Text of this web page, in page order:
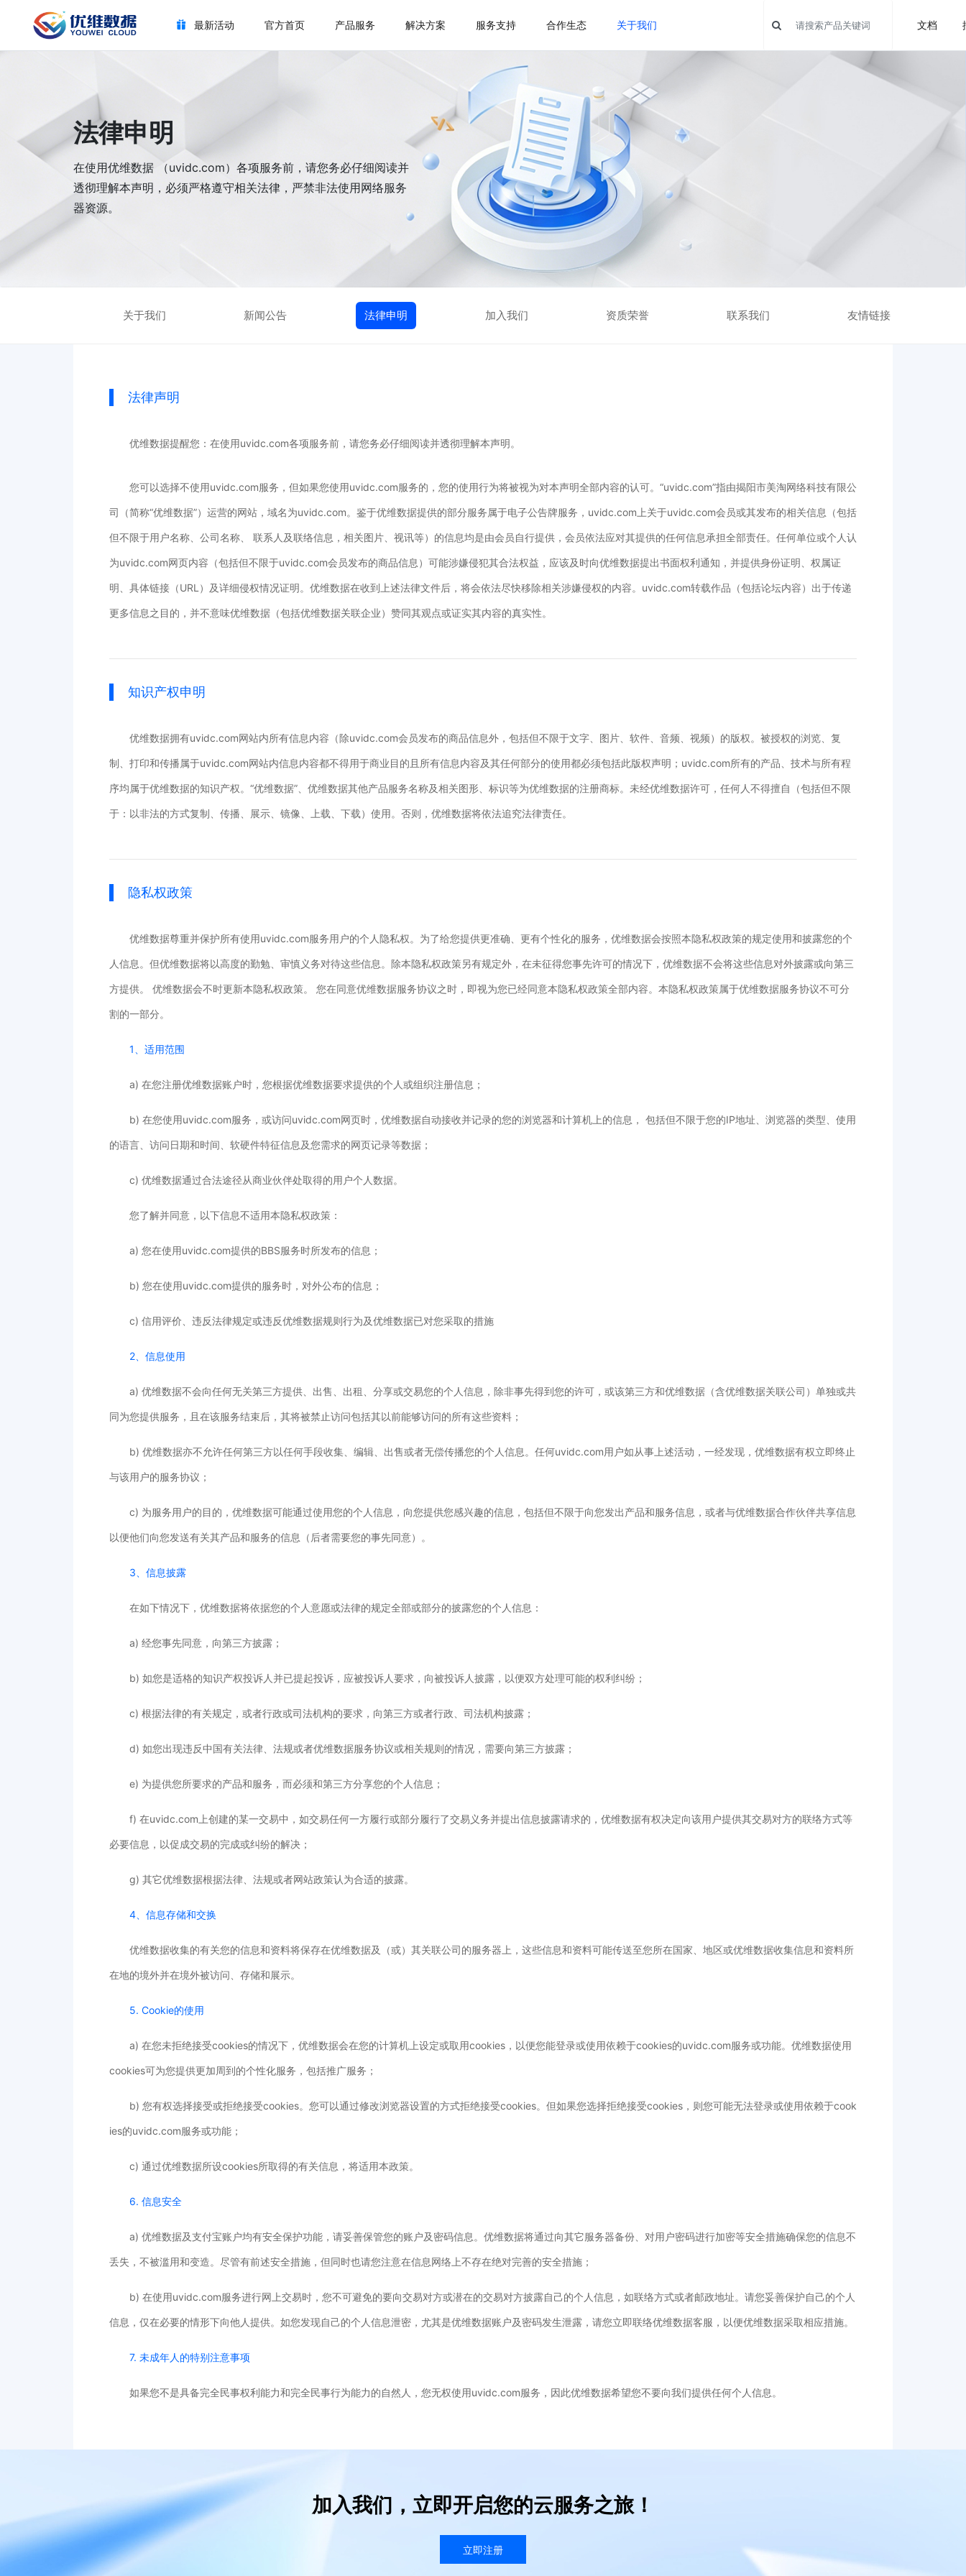
最新活动 官方首页 产品服务 解决方案 服务支持 合作生态 关于我们 文档
法律申明
在使用优维数据 （uvidc.com）各项服务前，请您务必仔细阅读并
透彻理解本声明，必须严格遵守相关法律，严禁非法使用网络服务
器资源。
关于我们 新闻公告 法律申明 加入我们 资质荣誉 联系我们 友情链接
法律声明
优维数据提醒您：在使用uvidc.com各项服务前，请您务必仔细阅读并透彻理解本声明。
您可以选择不使用uvidc.com服务，但如果您使用uvidc.com服务的，您的使用行为将被视为对本声明全部内容的认可。“uvidc.com”指由揭阳市美淘网络科技有限公
司（简称“优维数据”）运营的网站，域名为uvidc.com。鉴于优维数据提供的部分服务属于电子公告牌服务，uvidc.com上关于uvidc.com会员或其发布的相关信息（包括
但不限于用户名称、公司名称、 联系人及联络信息，相关图片、视讯等）的信息均是由会员自行提供，会员依法应对其提供的任何信息承担全部责任。任何单位或个人认
为uvidc.com网页内容（包括但不限于uvidc.com会员发布的商品信息）可能涉嫌侵犯其合法权益，应该及时向优维数据提出书面权利通知，并提供身份证明、权属证
明、具体链接（URL）及详细侵权情况证明。优维数据在收到上述法律文件后，将会依法尽快移除相关涉嫌侵权的内容。uvidc.com转载作品（包括论坛内容）出于传递
更多信息之目的，并不意味优维数据（包括优维数据关联企业）赞同其观点或证实其内容的真实性。
知识产权申明
优维数据拥有uvidc.com网站内所有信息内容（除uvidc.com会员发布的商品信息外，包括但不限于文字、图片、软件、音频、视频）的版权。被授权的浏览、复
制、打印和传播属于uvidc.com网站内信息内容都不得用于商业目的且所有信息内容及其任何部分的使用都必须包括此版权声明；uvidc.com所有的产品、技术与所有程
序均属于优维数据的知识产权。“优维数据”、优维数据其他产品服务名称及相关图形、标识等为优维数据的注册商标。未经优维数据许可，任何人不得擅自（包括但不限
于：以非法的方式复制、传播、展示、镜像、上载、下载）使用。否则，优维数据将依法追究法律责任。
隐私权政策
优维数据尊重并保护所有使用uvidc.com服务用户的个人隐私权。为了给您提供更准确、更有个性化的服务，优维数据会按照本隐私权政策的规定使用和披露您的个
人信息。但优维数据将以高度的勤勉、审慎义务对待这些信息。除本隐私权政策另有规定外，在未征得您事先许可的情况下，优维数据不会将这些信息对外披露或向第三
方提供。 优维数据会不时更新本隐私权政策。 您在同意优维数据服务协议之时，即视为您已经同意本隐私权政策全部内容。本隐私权政策属于优维数据服务协议不可分
割的一部分。
1、适用范围
a) 在您注册优维数据账户时，您根据优维数据要求提供的个人或组织注册信息；
b) 在您使用uvidc.com服务，或访问uvidc.com网页时，优维数据自动接收并记录的您的浏览器和计算机上的信息， 包括但不限于您的IP地址、浏览器的类型、使用
的语言、访问日期和时间、软硬件特征信息及您需求的网页记录等数据；
c) 优维数据通过合法途径从商业伙伴处取得的用户个人数据。
您了解并同意，以下信息不适用本隐私权政策：
a) 您在使用uvidc.com提供的BBS服务时所发布的信息；
b) 您在使用uvidc.com提供的服务时，对外公布的信息；
c) 信用评价、违反法律规定或违反优维数据规则行为及优维数据已对您采取的措施
2、信息使用
a) 优维数据不会向任何无关第三方提供、出售、出租、分享或交易您的个人信息，除非事先得到您的许可，或该第三方和优维数据（含优维数据关联公司）单独或共
同为您提供服务，且在该服务结束后，其将被禁止访问包括其以前能够访问的所有这些资料；
b) 优维数据亦不允许任何第三方以任何手段收集、编辑、出售或者无偿传播您的个人信息。任何uvidc.com用户如从事上述活动，一经发现，优维数据有权立即终止
与该用户的服务协议；
c) 为服务用户的目的，优维数据可能通过使用您的个人信息，向您提供您感兴趣的信息，包括但不限于向您发出产品和服务信息，或者与优维数据合作伙伴共享信息
以便他们向您发送有关其产品和服务的信息（后者需要您的事先同意）。
3、信息披露
在如下情况下，优维数据将依据您的个人意愿或法律的规定全部或部分的披露您的个人信息：
a) 经您事先同意，向第三方披露；
b) 如您是适格的知识产权投诉人并已提起投诉，应被投诉人要求，向被投诉人披露，以便双方处理可能的权利纠纷；
c) 根据法律的有关规定，或者行政或司法机构的要求，向第三方或者行政、司法机构披露；
d) 如您出现违反中国有关法律、法规或者优维数据服务协议或相关规则的情况，需要向第三方披露；
e) 为提供您所要求的产品和服务，而必须和第三方分享您的个人信息；
f) 在uvidc.com上创建的某一交易中，如交易任何一方履行或部分履行了交易义务并提出信息披露请求的，优维数据有权决定向该用户提供其交易对方的联络方式等
必要信息，以促成交易的完成或纠纷的解决；
g) 其它优维数据根据法律、法规或者网站政策认为合适的披露。
4、信息存储和交换
优维数据收集的有关您的信息和资料将保存在优维数据及（或）其关联公司的服务器上，这些信息和资料可能传送至您所在国家、地区或优维数据收集信息和资料所
在地的境外并在境外被访问、存储和展示。
5. Cookie的使用
a) 在您未拒绝接受cookies的情况下，优维数据会在您的计算机上设定或取用cookies，以便您能登录或使用依赖于cookies的uvidc.com服务或功能。优维数据使用
cookies可为您提供更加周到的个性化服务，包括推广服务；
b) 您有权选择接受或拒绝接受cookies。您可以通过修改浏览器设置的方式拒绝接受cookies。但如果您选择拒绝接受cookies，则您可能无法登录或使用依赖于cook
ies的uvidc.com服务或功能；
c) 通过优维数据所设cookies所取得的有关信息，将适用本政策。
6. 信息安全
a) 优维数据及支付宝账户均有安全保护功能，请妥善保管您的账户及密码信息。优维数据将通过向其它服务器备份、对用户密码进行加密等安全措施确保您的信息不
丢失，不被滥用和变造。尽管有前述安全措施，但同时也请您注意在信息网络上不存在绝对完善的安全措施；
b) 在使用uvidc.com服务进行网上交易时，您不可避免的要向交易对方或潜在的交易对方披露自己的个人信息，如联络方式或者邮政地址。请您妥善保护自己的个人
信息，仅在必要的情形下向他人提供。如您发现自己的个人信息泄密，尤其是优维数据账户及密码发生泄露，请您立即联络优维数据客服，以便优维数据采取相应措施。
7. 未成年人的特别注意事项
如果您不是具备完全民事权利能力和完全民事行为能力的自然人，您无权使用uvidc.com服务，因此优维数据希望您不要向我们提供任何个人信息。
加入我们，立即开启您的云服务之旅！
立即注册